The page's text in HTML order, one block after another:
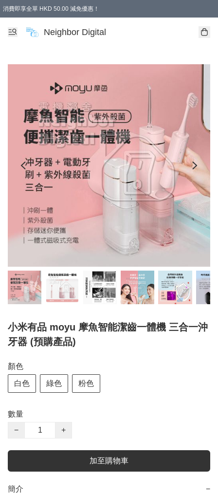
消費即享全單 HKD 50.00 減免優惠！
Neighbor Digital
小米有品 moyu 摩魚智能潔齒一體機 三合一沖
牙器 (預購產品)
顏色
白色 綠色 粉色
數量
−
+
加至購物車
簡介 −